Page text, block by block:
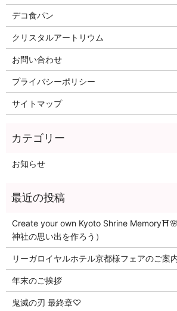
デコ食パン
クリスタルアートリウム
お問い合わせ
プライバシーポリシー
サイトマップ
お知らせ
Create your own Kyoto Shrine
神社の思い出を作ろう）
リーガロイヤルホテル京都様フェアのご案
年末のご挨拶
鬼滅の刃 最終章♡